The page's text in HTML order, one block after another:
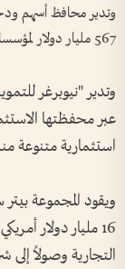
وتدير محافظ أسهم
567 مليار دولار لمؤسسات ومستشارين وأفراد حول العالم.
استثمارية متنوعة منذ
ويقود المجموعة
التجارية وصولاً إلى